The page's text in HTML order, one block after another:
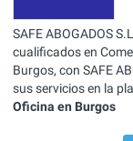
SAFE ABOGADOS
cualificados en
Burgos, con SAFE
sus servicios en la
Oficina en Burgos